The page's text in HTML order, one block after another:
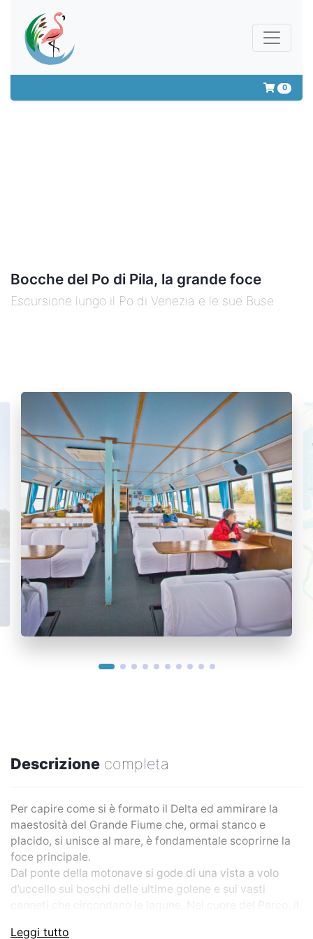
0
Bocche del Po di Pila, la grande foce
Escursione lungo il Po di Venezia e le sue Buse
Descrizione completa
Per capire come si è formato il Delta ed ammirare la
maestosità del Grande Fiume che, ormai stanco e
placido, si unisce al mare, è fondamentale scoprirne la
foce principale.
Dal ponte della motonave si gode di una vista a volo
d’uccello sui boschi delle ultime golene e sui vasti
Leggi tutto